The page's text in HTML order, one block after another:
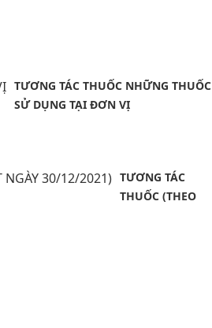
TƯƠNG TÁC THUỐC NHỮNG THUỐC
SỬ DỤNG TẠI ĐƠN VỊ
TƯƠNG TÁC
THUỐC (THEO